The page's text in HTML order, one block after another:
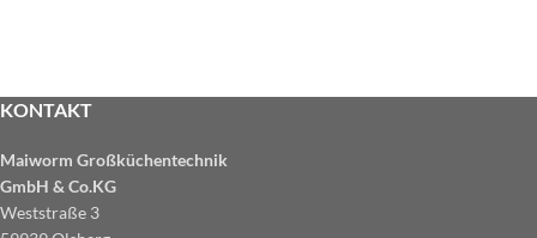
KONTAKT
Maiworm Großküchentechnik
GmbH & Co.KG
Weststraße 3